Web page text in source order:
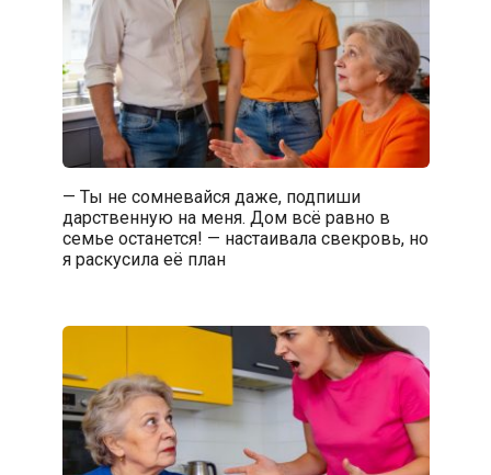
— Ты не сомневайся даже, подпиши
дарственную на меня. Дом всё равно в
семье останется! — настаивала свекровь, но
я раскусила её план